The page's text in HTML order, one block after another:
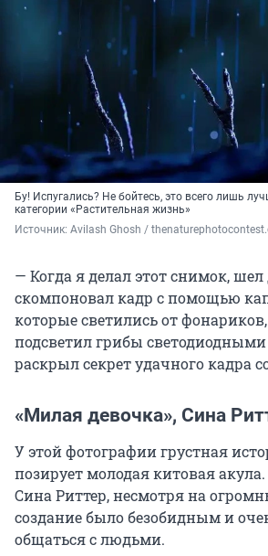
Бу! Испугались? Не бойтесь, это всего лишь
категории «Растительная жизнь»
Источник: Avilash Ghosh /
— Когда я делал этот снимок,
скомпоновал кадр с помощью
которые светились от
подсветил грибы
раскрыл секрет удачного кадра
«Милая девочка», Сина
У этой фотографии грустная
позирует молодая китовая
Сина Риттер, несмотря на
создание было безобидным и
общаться с людьми.